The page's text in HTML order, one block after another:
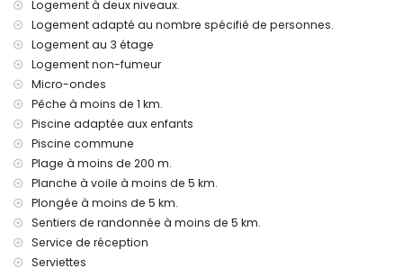
Internet (WiFi)
Fer et table à repasser
Draps et serviettes
Service de réception et service d'urgence 24 heures sur 24
Chauffage par air et climatisation
Équipements et services à supplément
Service aéroport
Service de blanchisserie
Lit supplémentaire et lits/couffins pour enfants (sur
demande)
Divertissements et activités de loisirs pour vos vacances à
Denia, Costa Blanca
Discothèque, boîte de nuit, bar et promenade (Denia) (à
Logement à deux niveaux.
Logement adapté au nombre spécifié de personnes.
Logement au 3 étage
Logement non-fumeur
Micro-ondes
Pêche à moins de 1 km.
Piscine adaptée aux enfants
Piscine commune
Plage à moins de 200 m.
Planche à voile à moins de 5 km.
Plongée à moins de 5 km.
Sentiers de randonnée à moins de 5 km.
Service de réception
Serviettes